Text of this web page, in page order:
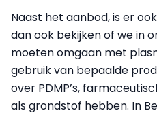
Naast het aanbod, is er
dan ook bekijken of we in
moeten omgaan met
gebruik van bepaalde
over PDMP’s,
als grondstof hebben. In